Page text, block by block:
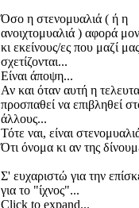
Όσο η στενομυαλιά ( ή η
ανοιχτομυαλιά ) αφορά
κι εκείνους/ες που μαζί μας
σχετίζονται...
Είναι άποψη...
Αν και όταν αυτή η
προσπαθεί να επιβληθεί
άλλους...
Τότε ναι, είναι
Ότι όνομα κι αν της
Σ' ευχαριστώ για την
για το "ίχνος"...
Click to expand...